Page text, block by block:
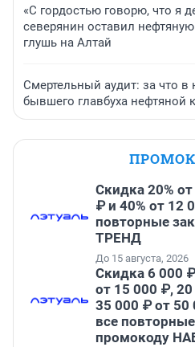
«С гордостью говорю, что я
северянин оставил
глушь на Алтай
Смертельный аудит: за что в
бывшего главбуха
Скидка 20%
₽ и 40% от 12
повторные
ТРЕНД
До 15 августа, 2026
Скидка 6 000
от 15 000 ₽,
35 000 ₽ от 50
все
промокоду